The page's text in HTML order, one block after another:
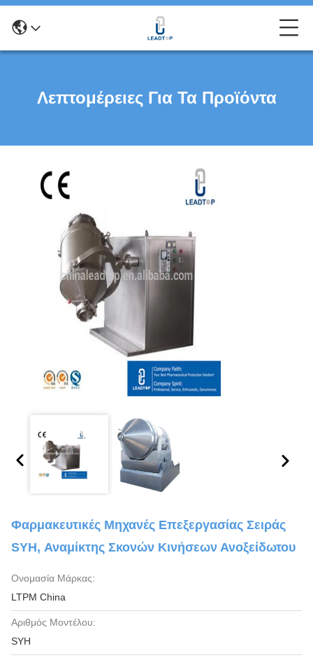
Λεπτομέρειες Για Τα Προϊόντα
Φαρμακευτικές Μηχανές Επεξεργασίας Σειράς
SYH, Αναμίκτης Σκονών Κινήσεων Ανοξείδωτου
Ονομασία Μάρκας:
LTPM China
Αριθμός Μοντέλου:
SYH